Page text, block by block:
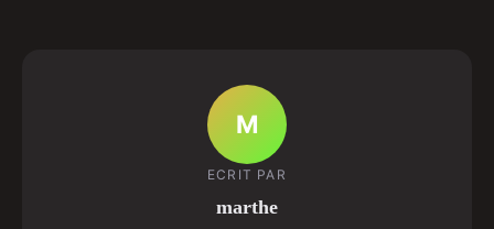
M
ECRIT PAR
marthe